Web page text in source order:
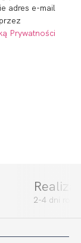
POP SOFT
adres e-mail
Prywatności
2-4 dni